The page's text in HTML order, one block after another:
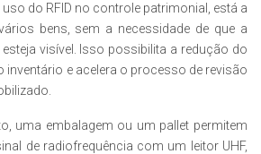
uso do RFID no controle patrimonial, está a
bens, sem a necessidade de que a
visível. Isso pos​​​sibilita a redução do
inventário e acelera o processo de revisão
uma embalagem ou um pallet permitem
de radiofrequência com um leitor UHF,